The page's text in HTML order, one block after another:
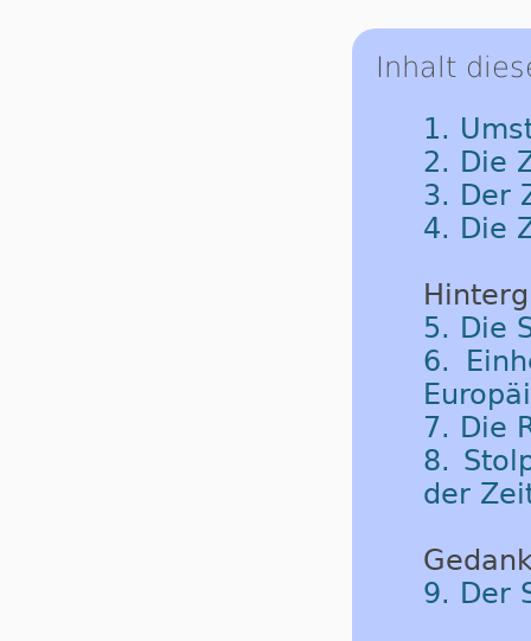
Inhalt
1.
2. Die
3. Der
4. Die
5. Die
6.
7. Die
8.
der
9. Der